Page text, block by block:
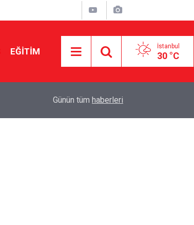
EĞİTİM İstanbul
30 °C
Yönlendiriyor?
Günün tüm haberleri